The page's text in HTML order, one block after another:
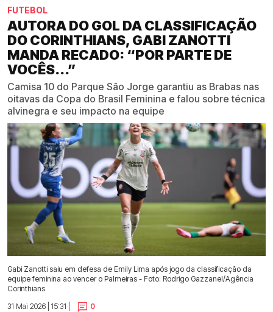
FUTEBOL
AUTORA DO GOL DA CLASSIFICAÇÃO
DO CORINTHIANS, GABI ZANOTTI
MANDA RECADO: “POR PARTE DE
VOCÊS...”
Camisa 10 do Parque São Jorge garantiu as Brabas nas
oitavas da Copa do Brasil Feminina e falou sobre técnica
alvinegra e seu impacto na equipe
Gabi Zanotti saiu em defesa de Emily Lima após jogo da classificação da
equipe feminina ao vencer o Palmeiras - Foto: Rodrigo Gazzanel/Agência
Corinthians
31 Mai 2026 | 15:31 |
0